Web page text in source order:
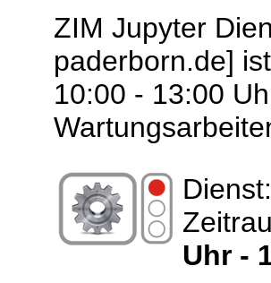
ZIM Jupyter
paderborn.de]
10:00 - 13:00
Uhr -